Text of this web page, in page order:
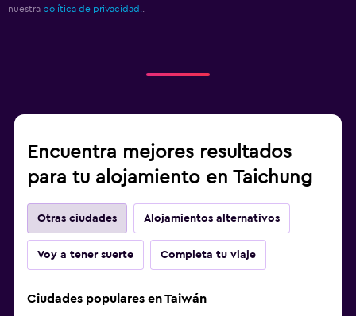
nuestra política de privacidad.
Encuentra mejores resultados
para tu alojamiento en Taichung
Otras ciudades Alojamientos alternativos
Voy a tener suerte Completa tu viaje
Ciudades populares en Taiwán